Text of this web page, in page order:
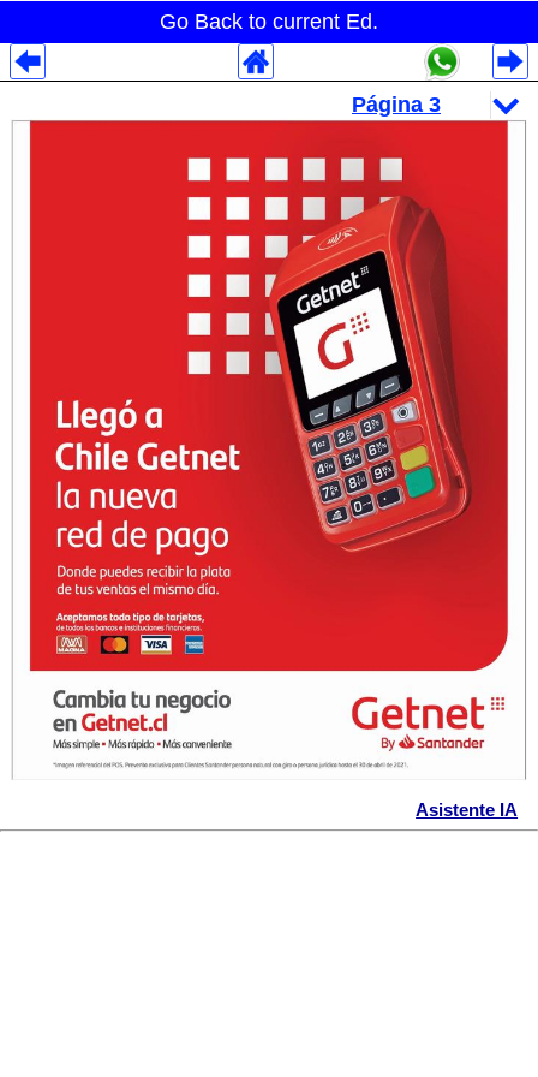
Go Back to current Ed.
Asistente IA
Despliegues Analytics
Despliegues por Rubros